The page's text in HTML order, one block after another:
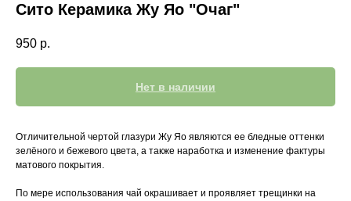
Сито Керамика Жу Яо "Очаг"
950 р.
Нет в наличии
Отличительной чертой глазури Жу Яо являются ее бледные оттенки
зелёного и бежевого цвета, а также наработка и изменение фактуры
матового покрытия.
По мере использования чай окрашивает и проявляет трещинки на